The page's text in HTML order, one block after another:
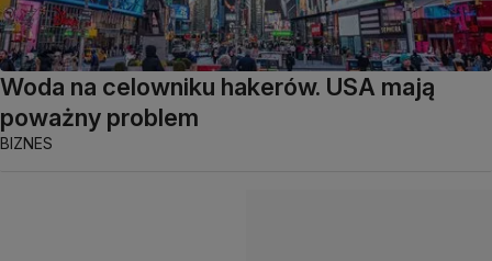
Woda na celowniku hakerów. USA mają
poważny problem
BIZNES